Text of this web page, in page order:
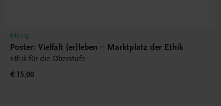
Bildung
Poster: Vielfalt (er)leben – Marktplatz der Ethik
Ethik für die Oberstufe
€ 15,00